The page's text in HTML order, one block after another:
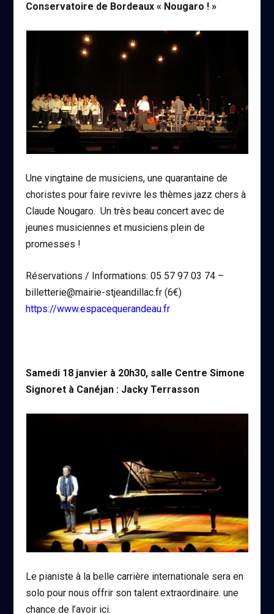
Conservatoire de Bordeaux « Nougaro ! »
Une vingtaine de musiciens, une quarantaine de
choristes pour faire revivre les thèmes jazz chers à
Claude Nougaro. Un très beau concert avec de
jeunes musiciennes et musiciens plein de
promesses !
Réservations / Informations: 05 57 97 03 74 –
billetterie@mairie-stjeandillac.fr (6€)
https://www.espacequerandeau.fr
Samedi 18 janvier à 20h30, salle Centre Simone
Signoret à Canéjan : Jacky Terrasson
Le pianiste à la belle carrière internationale sera en
solo pour nous offrir son talent extraordinaire. une
chance de l’avoir ici.